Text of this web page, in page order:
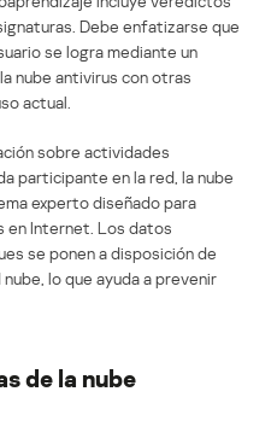
Debe enfatizarse que
se logra mediante un
nube antivirus con otras
actual.
sobre actividades
participante en la red, la nube
experto diseñado para
en Internet. Los datos
se ponen a disposición de
lo que ayuda a prevenir
de la nube